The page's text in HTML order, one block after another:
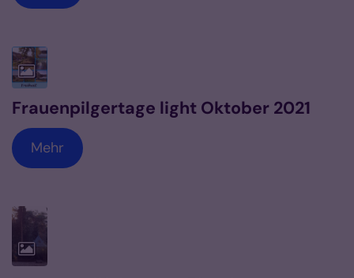
Frauenpilgertage light Oktober 2021
Mehr